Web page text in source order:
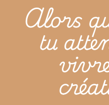
Alors
tu